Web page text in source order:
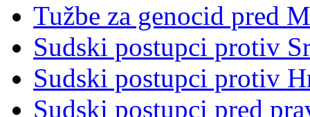
Tužbe za genocid pred
Sudski postupci protiv
Sudski postupci protiv
Sudski postupci pred